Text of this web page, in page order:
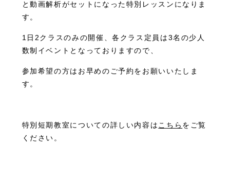
と動画解析がセットになった特別レッスンになりま
す。
1日2クラスのみの開催、各クラス定員は3名の少人
数制イベントとなっておりますので、
参加希望の方はお早めのご予約をお願いいたしま
す。
特別短期教室についての詳しい内容は こちら をご覧
ください。